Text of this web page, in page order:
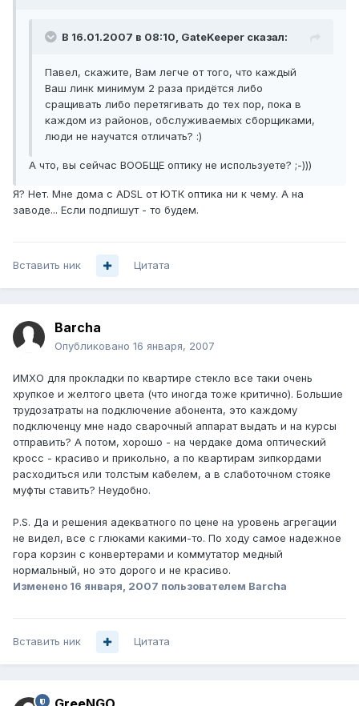
В 16.01.2007 в 08:10, GateKeeper сказал:
Павел, скажите, Вам легче от того, что каждый
Ваш линк минимум 2 раза придётся либо
сращивать либо перетягивать до тех пор, пока в
каждом из районов, обслуживаемых сборщиками,
люди не научатся отличать? :)
А что, вы сейчас ВООБЩЕ оптику не используете? ;-)))
Я? Нет. Мне дома с ADSL от ЮТК оптика ни к чему. А на
заводе... Если подпишут - то будем.
Вставить ник Цитата
Barcha
Опубликовано 16 января, 2007
ИМХО для прокладки по квартире стекло все таки очень
хрупкое и желтого цвета (что иногда тоже критично). Большие
трудозатраты на подключение абонента, это каждому
подключенцу мне надо сварочный аппарат выдать и на курсы
отправить? А потом, хорошо - на чердаке дома оптический
кросс - красиво и прикольно, а по квартирам зипкордами
расходиться или толстым кабелем, а в слаботочном стояке
муфты ставить? Неудобно.
P.S. Да и решения адекватного по цене на уровень агрегации
не видел, все с глюками какими-то. По ходу самое надежное
гора корзин с конвертерами и коммутатор медный
нормальный, но это дорого и не красиво.
Изменено 16 января, 2007 пользователем Barcha
Вставить ник Цитата